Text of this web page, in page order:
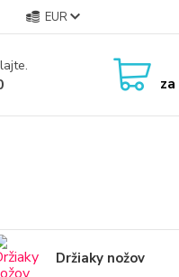
EUR
za
Držiaky nožov